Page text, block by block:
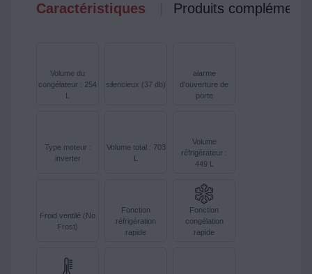
Caractéristiques Produits
Volume du
congélateur : 254
L
silencieux (37 db)
alarme
d'ouverture de
porte
Type moteur :
inverter
Volume total : 703
L
Volume
réfrigérateur :
449 L
Froid ventilé (No
Frost)
Fonction
réfrigération
rapide
Fonction
congélation
rapide